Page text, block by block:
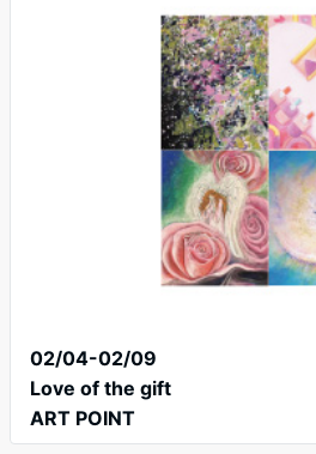
02/04-02/09
Love of the gift
ART POINT